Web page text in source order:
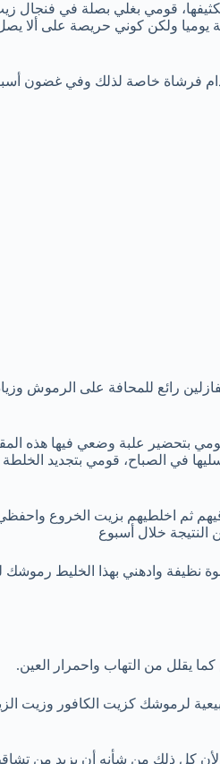
قومي بغلي بصلة في فنجال
يوميا ولكن كوني حريصة على ألا
فرشاة خاصة لذلك وفي غضون
رائع للمحافة على الرموش
بتحضير علبة وضعي فيها هذه
واحرقيهم ثم اخلطيهم بزيت الخروع
خلال أسبوع
وادهني بهذا الخليط رموشك
يقلل من التهاب واحمرار العين.
لرموشك كزيت الكافور وزيت
كل ذلك من شأنه أن يزيد من